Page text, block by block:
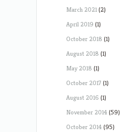
March 2021(2)
April 2019 (1)
October 2018 (1)
August 2018 (1)
May 2018 (1)
October 2017 (1)
August 2016 (1)
November 2014(59)
October 2014(95)